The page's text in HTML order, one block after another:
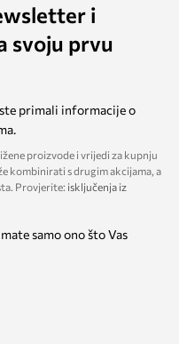
i
svoju prvu
primali informacije o
proizvode i vrijedi za kupnju
kombinirati s drugim akcijama, a
Provjerite: isključenja iz
samo ono što Vas